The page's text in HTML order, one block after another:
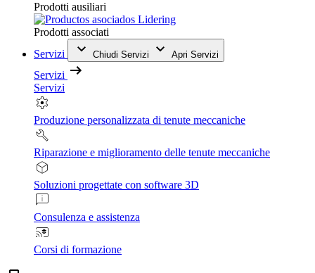
Prodotti ausiliari
Prodotti associati
Servizi
Chiudi Servizi Apri Servizi
Servizi
Servizi
Produzione personalizzata di tenute meccaniche
Riparazione e miglioramento delle tenute meccaniche
Soluzioni progettate con software 3D
Consulenza e assistenza
Corsi di formazione